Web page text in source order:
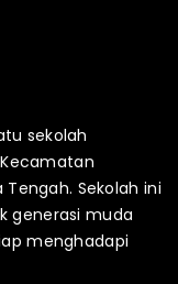
sekolah
Sekolah ini
generasi muda
menghadapi